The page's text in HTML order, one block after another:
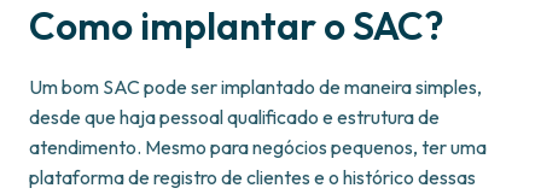
Como implantar o SAC?
Um bom SAC pode ser implantado de maneira simples,
desde que haja pessoal qualificado e estrutura de
atendimento. Mesmo para negócios pequenos, ter uma
plataforma de registro de clientes e o histórico dessas